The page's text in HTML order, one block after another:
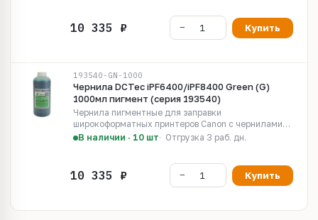
Купить
193540-GN-1000
Чернила DCTec iPF6400/iPF8400 Green (G)
1000мл пигмент (серия 193540)
Чернила пигментные для заправки
широкоформатных принтеров Canon с чернилами
LUCIA EX Pigment.
В наличии · 10 шт Отгрузка 3 раб. дн.
Купить